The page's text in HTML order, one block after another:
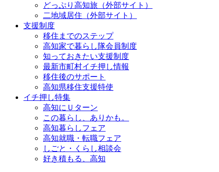
どっぷり高知旅（外部サイト）
二地域居住（外部サイト）
支援制度
移住までのステップ
高知家で暮らし隊会員制度
知っておきたい支援制度
最新市町村イチ押し情報
移住後のサポート
高知県移住支援特使
イチ押し特集
高知にＵターン
この暮らし、ありかも。
高知暮らしフェア
高知就職・転職フェア
しごと・くらし相談会
好き積もる、高知